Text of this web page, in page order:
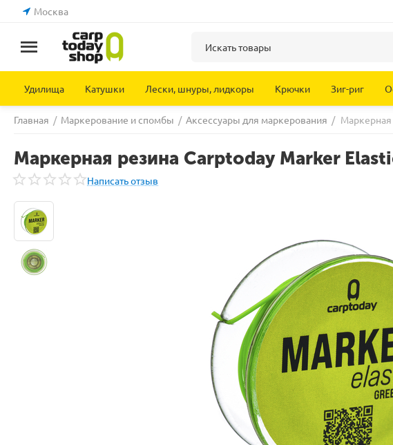
Москва
Удилища Катушки Лески, шнуры, лидкоры Крючки Зиг-риг
Главная / Маркерование и спомбы / Аксессуары для маркерования / Маркерная
Маркерная резина Carptoday Marker
Написать отзыв